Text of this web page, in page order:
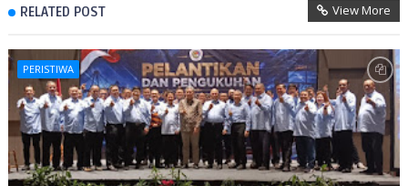
RELATED POST View More
PERISTIWA